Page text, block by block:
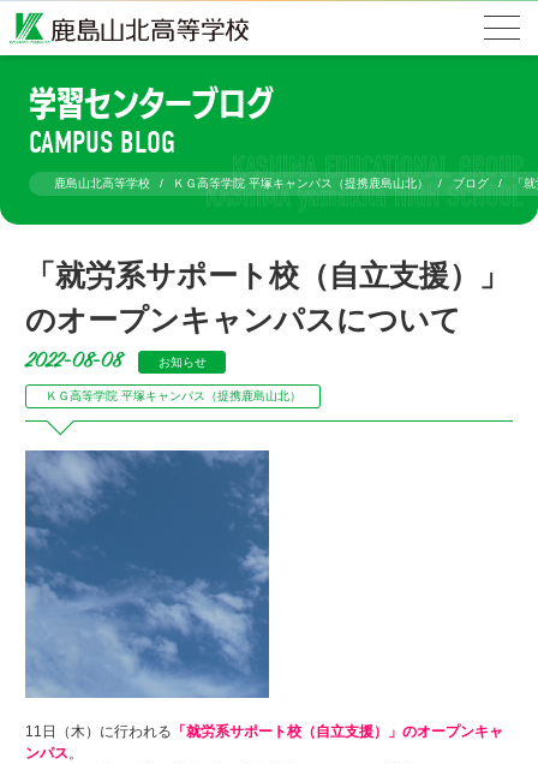
学習センターブログ
CAMPUS BLOG
鹿島山北高等学校 ＫＧ高等学院 平塚キャンパス（提携鹿島山北） ブログ 「
「就労系サポート校（自立支援）」
のオープンキャンパスについて
2022-08-08 お知らせ
ＫＧ高等学院 平塚キャンパス（提携鹿島山北）
11日（木）に行われる 「就労系サポート校（自立支援）」のオープンキャ
ンパス。